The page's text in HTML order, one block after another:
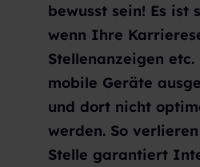
bewusst sein! Es ist
wenn Ihre
Stellenanzeigen
mobile Geräte
und dort nicht
werden. So
Stelle garantiert